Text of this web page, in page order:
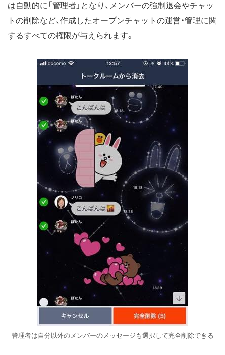
は自動的に「管理者」となり、メンバーの強制退会やチャッ
トの削除など、作成したオープンチャットの運営・管理に関
するすべての権限が与えられます。
管理者は自分以外のメンバーのメッセージも選択して完全削除できる